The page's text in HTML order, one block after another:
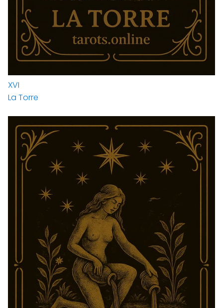
XVI
La Torre